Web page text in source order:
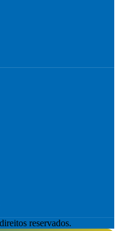
reservados.